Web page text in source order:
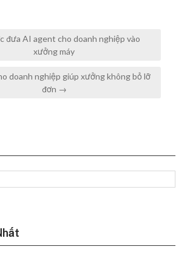
đưa AI agent cho doanh nghiệp vào
xưởng máy
doanh nghiệp giúp xưởng không bỏ lỡ
đơn →